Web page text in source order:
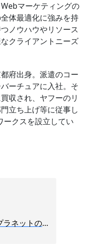
マーケティングの
体最適化に強みを持
ノウハウやリソース
クライアントニーズ
府出身。派遣のコー
ーチュアに入社。そ
収され、ヤフーのリ
立ち上げ等に従事し
ークスを設立してい
Siiibo証券、メタプラネットの完全子会社化